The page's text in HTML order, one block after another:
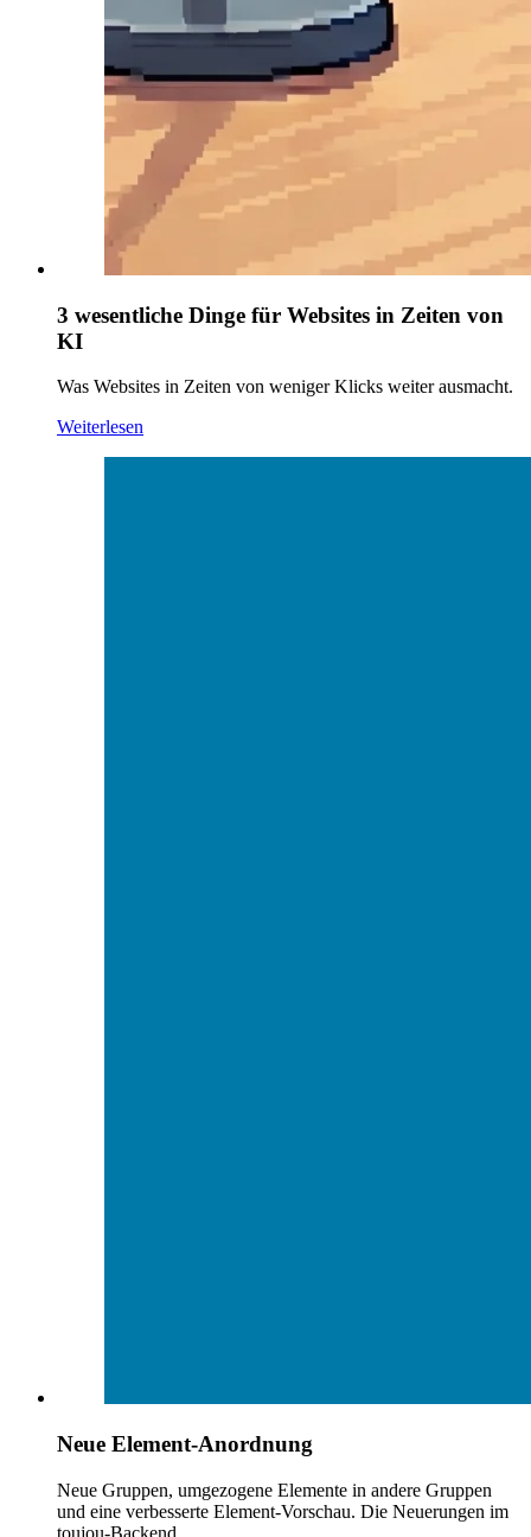
3 wesentliche Dinge für Websites in Zeiten von
KI
Was Websites in Zeiten von weniger Klicks weiter ausmacht.
Weiterlesen
Neue Element-Anordnung
Neue Gruppen, umgezogene Elemente in andere Gruppen
und eine verbesserte Element-Vorschau. Die Neuerungen im
toujou-Backend.